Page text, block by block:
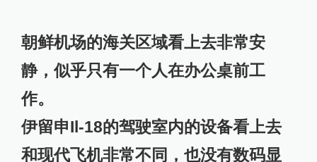
朝鲜机场的海关区域看上去非常安
静，似乎只有一个人在办公桌前工
作。
伊留申Il-18的驾驶室内的设备看上去
和现代飞机非常不同，也没有数码显